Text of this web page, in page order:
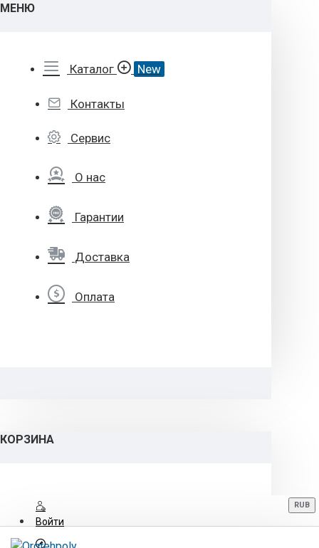
МЕНЮ
Каталог New
Контакты
Сервис
О нас
Гарантии
Доставка
Оплата
КОРЗИНА
Войти
RUB